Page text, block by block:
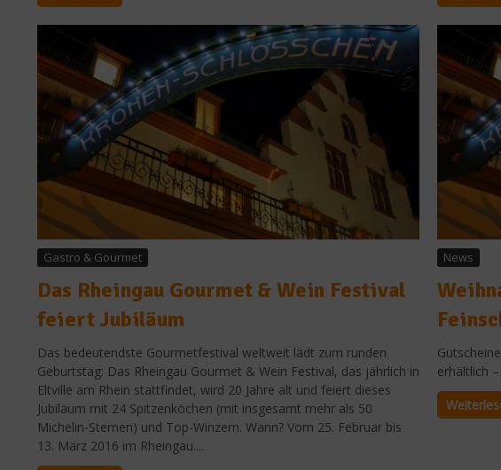
Gastro & Gourmet
Das Rheingau Gourmet & Wein Festival
feiert Jubiläum
Das bedeutendste Gourmetfestival weltweit lädt zum runden
Geburtstag: Das Rheingau Gourmet & Wein Festival, das jährlich in
Eltville am Rhein stattfindet, wird 20 Jahre alt und feiert dieses
Jubiläum mit 24 Spitzenköchen (mit insgesamt mehr als 50
Michelin-Sternen) und Top-Winzern. Wann? Vom 25. Februar bis
13. März 2016 im Rheingau....
News
erhältlich